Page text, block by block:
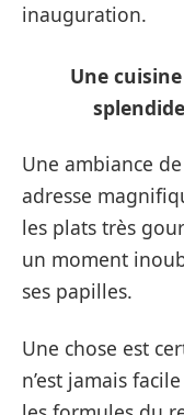
inauguration.
Une
Une ambiance
adresse
les plats très
un moment
ses papilles.
Une chose est
n’est jamais